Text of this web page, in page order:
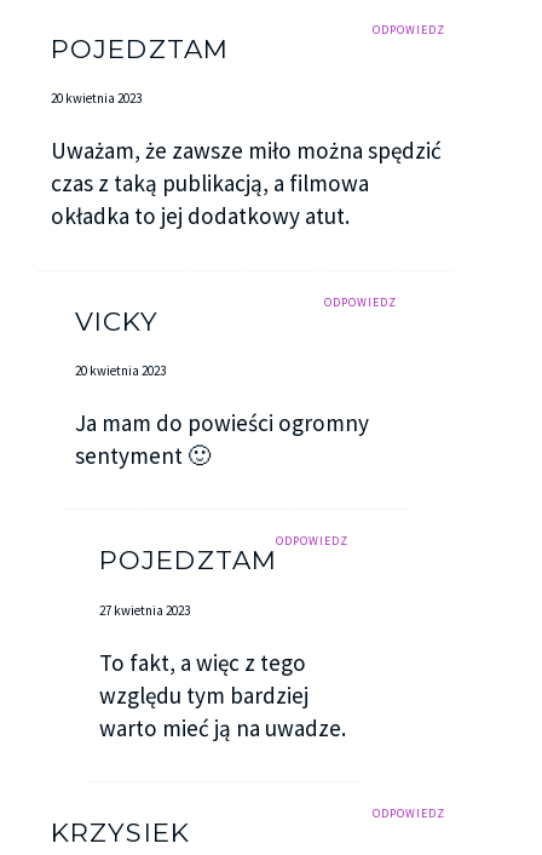
ODPOWIEDZ
POJEDZTAM
20 kwietnia 2023
Uważam, że zawsze miło można spędzić
czas z taką publikacją, a filmowa
okładka to jej dodatkowy atut.
ODPOWIEDZ
VICKY
20 kwietnia 2023
Ja mam do powieści ogromny
sentyment 🙂
ODPOWIEDZ
POJEDZTAM
27 kwietnia 2023
To fakt, a więc z tego
względu tym bardziej
warto mieć ją na uwadze.
ODPOWIEDZ
KRZYSIEK